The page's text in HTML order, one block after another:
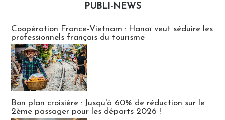
PUBLI-NEWS
Coopération France-Vietnam : Hanoï veut séduire les
professionnels français du tourisme
Bon plan croisière : Jusqu'à 60% de réduction sur le
2ème passager pour les départs 2026 !